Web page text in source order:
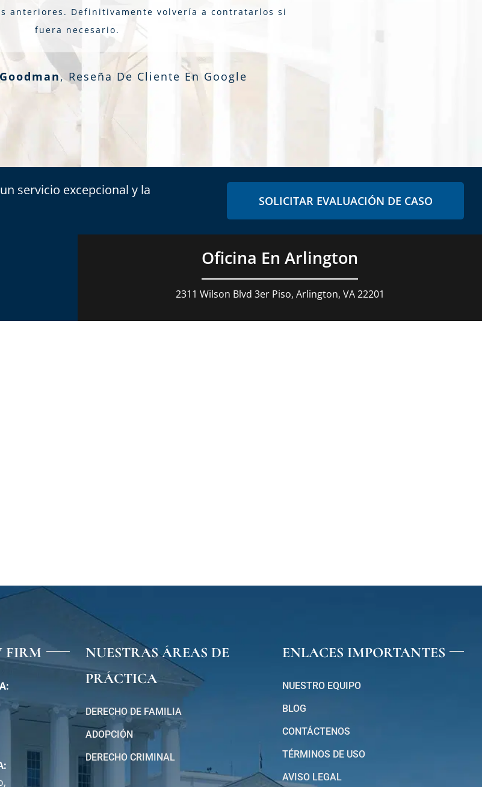
anteriores. Definitivamente volvería a contratarlos si
fuera necesario.
, Reseña De Cliente En Google
servicio excepcional y la
SOLICITAR EVALUACIÓN DE CASO
Oficina En Arlington
2311 Wilson Blvd 3er Piso, Arlington, VA 22201
FIRM
NUESTRAS ÁREAS DE
PRÁCTICA
DERECHO DE FAMILIA
ADOPCIÓN
DERECHO CRIMINAL
ENLACES IMPORTANTES
NUESTRO EQUIPO
BLOG
CONTÁCTENOS
TÉRMINOS DE USO
AVISO LEGAL